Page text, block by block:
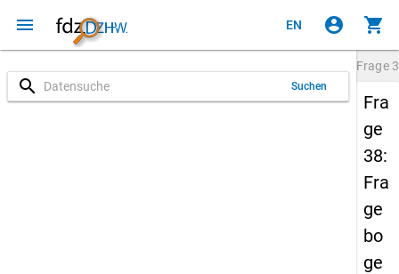
menu EN account_circle shopping_cart
search Suchen
Frage
Fra
ge
38:
Fra
ge
bo
ge